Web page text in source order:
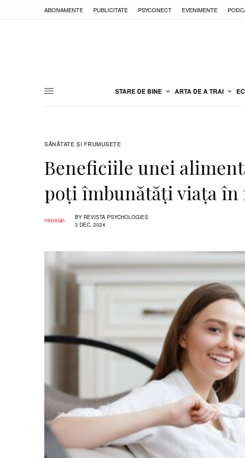
ABONAMENTE PUBLICITATE PSYCONECT EVENIMENTE
STARE DE BINE ARTA DE A TRAI
SĂNĂTATE ŞI FRUMUSEȚE
Beneficiile unei
poți îmbunătăți viața în
BY REVISTA PSYCHOLOGIES
3 DEC. 2024